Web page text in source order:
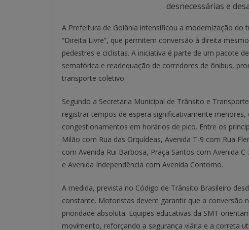
desnecessárias e
A Prefeitura de Goiânia intensificou a modernização
“Direita Livre”, que permitem conversão à direita
pedestres e ciclistas. A iniciativa é parte de um pacote
semafórica e readequação de corredores de ônibus,
transporte coletivo.
Segundo a Secretaria Municipal de Trânsito e
registrar tempos de espera significativamente
congestionamentos em horários de pico. Entre os
Milão com Rua das Orquídeas, Avenida T-9 com Rua
com Avenida Rui Barbosa, Praça Santos com Avenida
e Avenida Independência com Avenida Contorno.
A medida, prevista no Código de Trânsito Brasileiro
constante. Motoristas devem garantir que a
prioridade absoluta. Equipes educativas da SMT
movimento, reforçando a segurança viária e a correta